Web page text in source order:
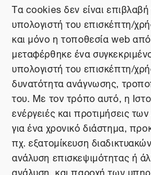
Τα cookies δεν είναι
υπολογιστή του επισκέπτη/
και μόνο η τοποθεσία web
μεταφέρθηκε ένα
υπολογιστή του επισκέπτη/
δυνατότητα ανάγνωσης,
του. Με τον τρόπο αυτό, η
ενέργειές και προτιμήσεις
για ένα χρονικό διάστημα,
πχ. εξατομίκευση
ανάλυση επισκεψιμότητας ή
ανάλυση, και παροχή των